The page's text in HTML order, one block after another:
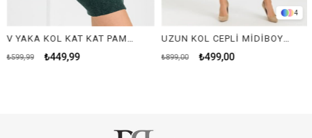
V YAKA KOL KAT KAT PAMUKLU ELBİSE-YEŞİL
₺449,99
₺599,99
4
UZUN KOL CEPLİ MİDİBOY ELBİSE-YEŞİL
₺499,00
₺899,00